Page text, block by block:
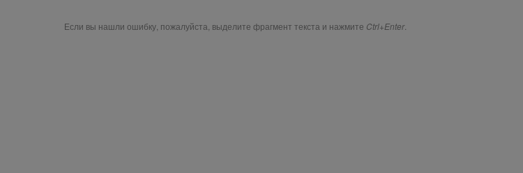
Если вы нашли ошибку, пожалуйста, выделите фрагмент текста и нажмите Ctrl+Enter.